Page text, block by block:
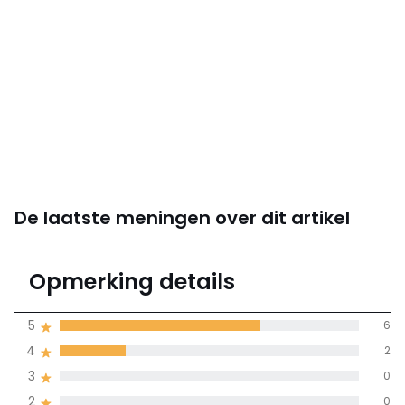
De laatste meningen over dit artikel
4.3
gemiddelde bereikt
door alle landen
100% gecertificeerde beoordelingen,
Opmerking details
2 0
3 0
4 2
5 6